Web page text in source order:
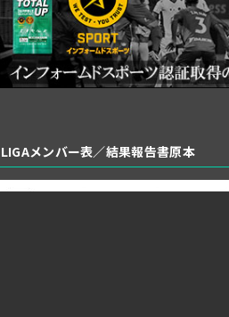
LIGAメンバー表／結果報告書原本